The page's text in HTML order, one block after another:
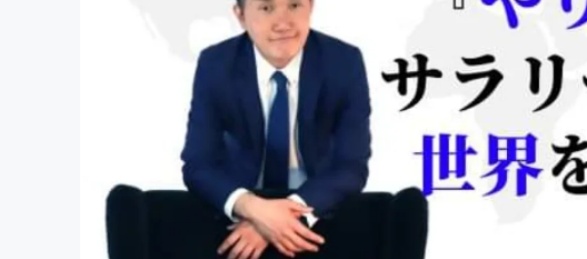
ビジネス・起業 チャレン
まちづくり・地域活性化